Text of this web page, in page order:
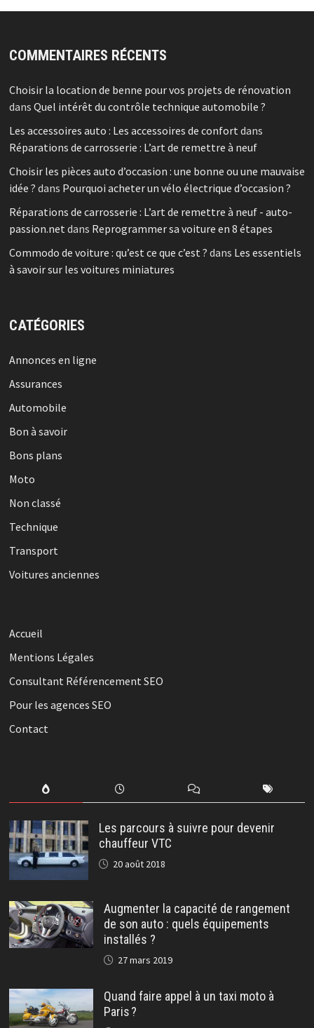
COMMENTAIRES RÉCENTS
Choisir la location de benne pour vos projets de rénovation
dans Quel intérêt du contrôle technique automobile ?
Les accessoires auto : Les accessoires de confort dans
Réparations de carrosserie : L’art de remettre à neuf
Choisir les pièces auto d’occasion : une bonne ou une mauvaise
idée ? dans Pourquoi acheter un vélo électrique d’occasion ?
Réparations de carrosserie : L’art de remettre à neuf - auto-
passion.net dans Reprogrammer sa voiture en 8 étapes
Commodo de voiture : qu’est ce que c’est ? dans Les essentiels
à savoir sur les voitures miniatures
CATÉGORIES
Annonces en ligne
Assurances
Automobile
Bon à savoir
Bons plans
Moto
Non classé
Technique
Transport
Voitures anciennes
Accueil
Mentions Légales
Consultant Référencement SEO
Pour les agences SEO
Contact
Les parcours à suivre pour devenir
chauffeur VTC
20 août 2018
Augmenter la capacité de rangement
de son auto : quels équipements
installés ?
27 mars 2019
Quand faire appel à un taxi moto à
Paris ?